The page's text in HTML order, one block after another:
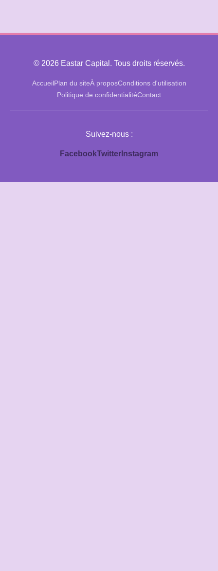
© 2026 Eastar Capital. Tous droits réservés.
AccueilPlan du siteÀ proposConditions d'utilisation
Politique de confidentialitéContact
Suivez-nous :
FacebookTwitter Instagram